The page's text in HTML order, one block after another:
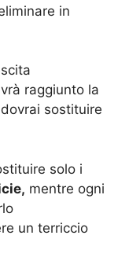
in
raggiunto la
sostituire
solo i
mentre ogni
un terriccio